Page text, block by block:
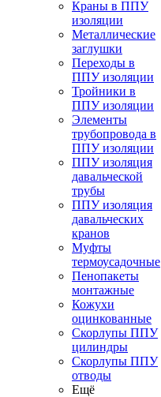
Краны в ППУ
изоляции
Металлические
заглушки
Переходы в
ППУ изоляции
Тройники в
ППУ изоляции
Элементы
трубопровода в
ППУ изоляции
ППУ изоляция
давальческой
трубы
ППУ изоляция
давальческих
кранов
Муфты
термоусадочные
Пенопакеты
монтажные
Кожухи
оцинкованные
Скорлупы ППУ
цилиндры
Скорлупы ППУ
отводы
Ещё